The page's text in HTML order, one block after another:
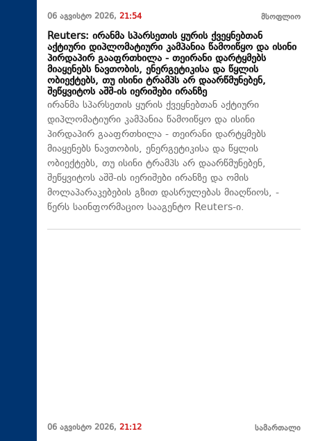
06 აგვისტო 2026, 21:54 მსოფლიო
Reuters: ირანმა სპარსეთის ყურის ქვეყნებთან
აქტიური დიპლომატიური კამპანია წამოიწყო და ისინი
პირდაპირ გააფრთხილა - თეირანი დარტყმებს
მიაყენებს ნავთობის, ენერგეტიკისა და წყლის
ობიექტებს, თუ ისინი ტრამპს არ დაარწმუნებენ,
შეწყვიტოს აშშ-ის იერიშები ირანზე
ირანმა სპარსეთის ყურის ქვეყნებთან აქტიური
დიპლომატიური კამპანია წამოიწყო და ისინი
პირდაპირ გააფრთხილა - თეირანი დარტყმებს
მიაყენებს ნავთობის, ენერგეტიკისა და წყლის
ობიექტებს, თუ ისინი ტრამპს არ დაარწმუნებენ,
შეწყვიტოს აშშ-ის იერიშები ირანზე და ომის
მოლაპარაკებების გზით დასრულებას მიაღწიოს, -
წერს საინფორმაციო სააგენტო Reuters-ი.
06 აგვისტო 2026, 21:12 სამართალი